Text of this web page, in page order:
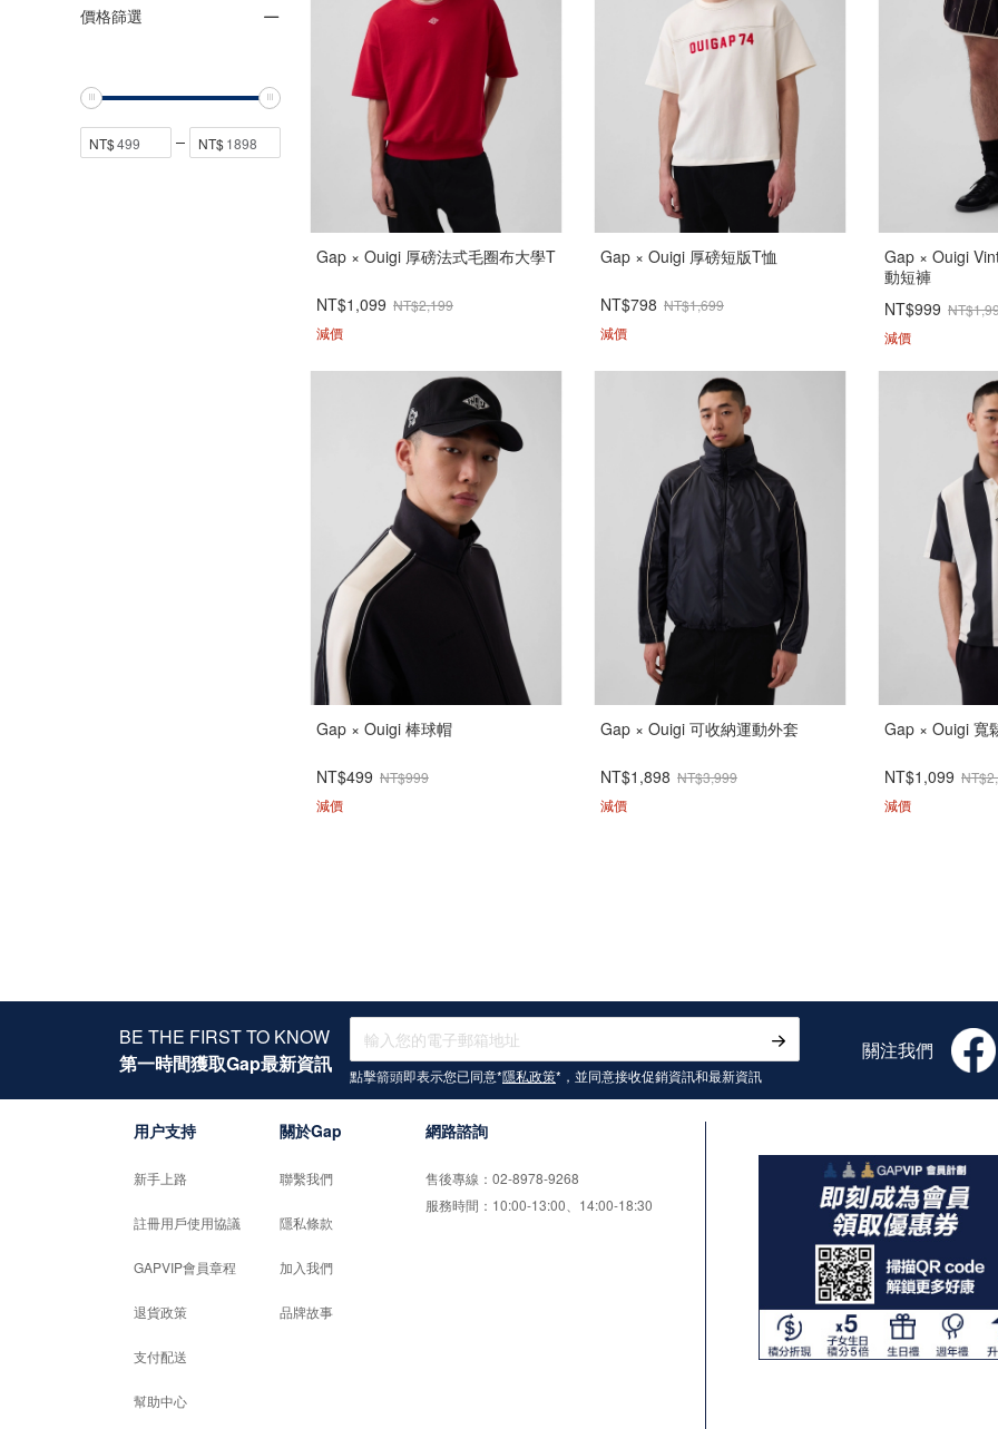
價格篩選
Gap × Ouigi 厚磅法式毛圈布大學T
NT$1,099 NT$2,199
減價
Gap × Ouigi 厚磅短版T恤
NT$798 NT$1,699
減價
Gap × Ouigi
動短褲
NT$999
減價
Gap × Ouigi 棒球帽
NT$499 NT$999
減價
Gap × Ouigi 可收納運動外套
NT$1,898 NT$3,999
減價
Gap × Ouigi 寬
NT$1,099
減價
BE THE FIRST TO KNOW
第一時間獲取Gap最新資訊
點擊箭頭即表示您已同意*隱私政策*，並同意接收促銷資訊和最新資訊
關注我們
用户支持
新手上路
註冊用戶使用協議
GAPVIP會員章程
退貨政策
支付配送
幫助中心
關於Gap
聯繫我們
隱私條款
加入我們
品牌故事
網路諮詢
售後專線：02-8978-9268
服務時間：10:00-13:00、14:00-18:30